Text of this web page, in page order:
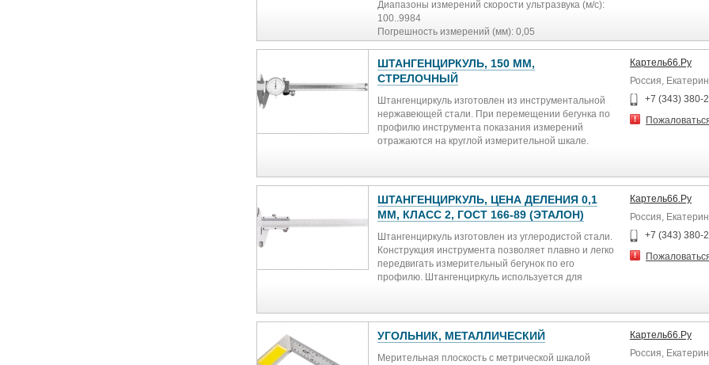
EWR 0-25.
Диапазоны измерений скорости ультразвука (м/с):
100..9984
Погрешность измерений (мм): 0,05
10..800
Рабочий диапазон температур (°С): -30..+70
Масса (кг): 0,2
Габариты (мм): 30х65х135
ШТАНГЕНЦИРКУЛЬ, 150 ММ,
СТРЕЛОЧНЫЙ
Штангенциркуль изготовлен из инструментальной
нержавеющей стали. При перемещении бегунка по
профилю инструмента показания измерений
отражаются на круглой измерительной шкале.
исключающим возможность повреждения
инструмента при ударах и падении.
Картель66.Ру
Россия,
+7 (343) 380-
ШТАНГЕНЦИРКУЛЬ, ЦЕНА ДЕЛЕНИЯ 0,1
ММ, КЛАСС 2, ГОСТ 166-89 (ЭТАЛОН)
Штангенциркуль изготовлен из углеродистой стали.
Конструкция инструмента позволяет плавно и легко
передвигать измерительный бегунок по его
профилю. Штангенциркуль используется для
Картель66.Ру
Россия,
+7 (343) 380-
УГОЛЬНИК, МЕТАЛЛИЧЕСКИЙ
Мерительная плоскость с метрической шкалой
Картель66.Ру
Россия,